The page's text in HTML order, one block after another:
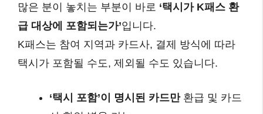
많은 분이 놓치는 부분이 바로 ‘택시가 K패스 환
급 대상에 포함되는가’입니다.
K패스는 참여 지역과 카드사, 결제 방식에 따라
택시가 포함될 수도, 제외될 수도 있습니다.
‘택시 포함’이 명시된 카드만환급 및 카드